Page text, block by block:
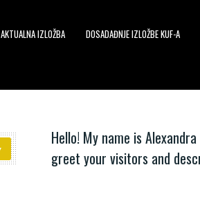
AKTUALNA IZLOŽBA DOSADAĐNJE IZLOŽBE KUF-A
Hello! My name is
greet your visitors and